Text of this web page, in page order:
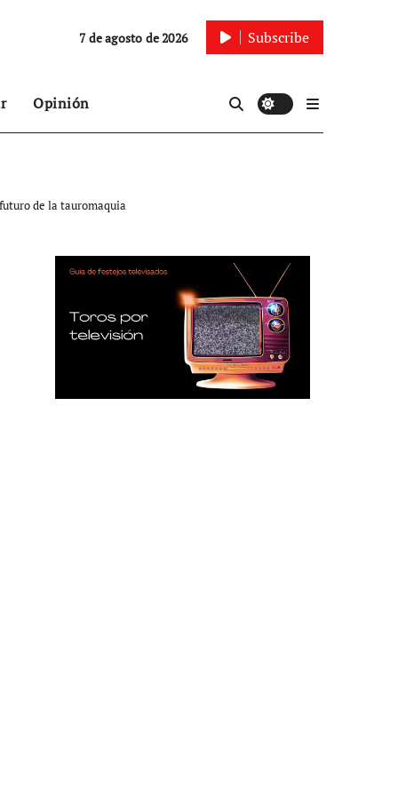
7 de agosto de 2026 Subscribe
Opinión
de la tauromaquia